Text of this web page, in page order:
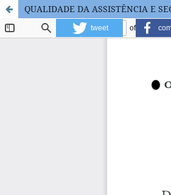
QUALIDADE DA ASSISTÊNCIA E
tweet